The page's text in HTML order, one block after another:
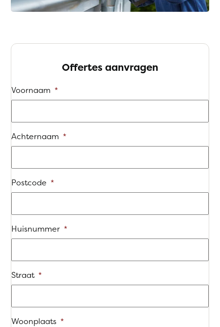
Offertes aanvragen
Voornaam *
Achternaam *
Postcode *
Huisnummer *
Straat *
Woonplaats *